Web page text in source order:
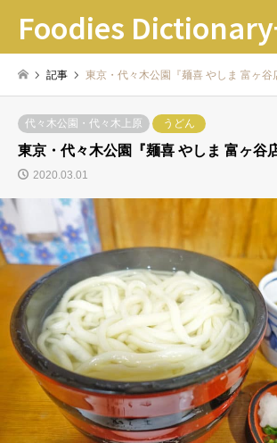
Foodies
記事 東京・代々木公園『麺喜 やしま 富ヶ谷
代々木公園・代々木上原 うどん
東京・代々木公園『麺喜 やしま 富ヶ谷
2020.03.01